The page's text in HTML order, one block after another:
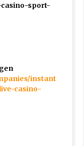
sport-
instant
casino-